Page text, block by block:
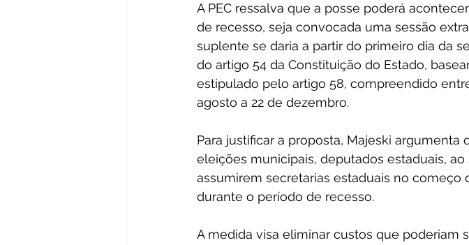
A PEC ressalva que a posse poderá
de recesso, seja convocada uma sessão
suplente se daria a partir do primeiro dia da
do artigo 54 da Constituição do Estado,
estipulado pelo artigo 58, compreendido
agosto a 22 de dezembro.
Para justificar a proposta, Majeski
eleições municipais, deputados estaduais,
assumirem secretarias estaduais no começo
durante o período de recesso.
A medida visa eliminar custos que poderiam